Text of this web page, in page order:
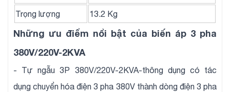
Trọng lượng 13.2 Kg
Những ưu điểm nổi bật của biến áp 3 pha
380V/220V-2KVA
- Tự ngẫu 3P 380V/220V-2KVA-thông dụng có tác
dụng chuyển hóa điện 3 pha 380V thành dòng điện 3 pha